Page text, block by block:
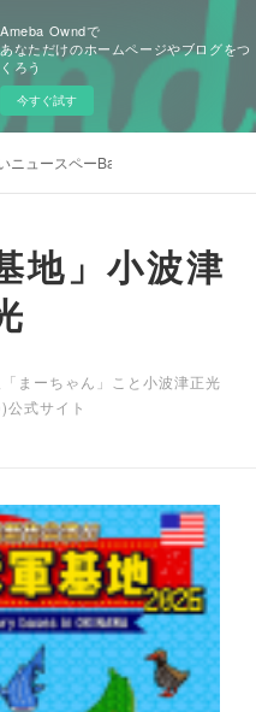
Ameba Owndで
あなただけのホームページやブログをつ
くろう
今すぐ試す
ニュースペーBar
地」小波津
まーちゃん」こと小波津正光
公式サイト